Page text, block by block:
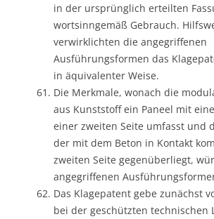
in der ursprünglich erteilten
wortsinngemäß Gebrauch.
verwirklichten die angegriffenen
Ausführungsformen das
in äquivalenter Weise.
Die Merkmale, wonach die
aus Kunststoff ein Paneel mit
einer zweiten Seite umfasst und
der mit dem Beton in Kontakt
zweiten Seite gegenüberliegt,
angegriffenen
Das Klagepatent gebe zunächst
bei der geschützten technischen